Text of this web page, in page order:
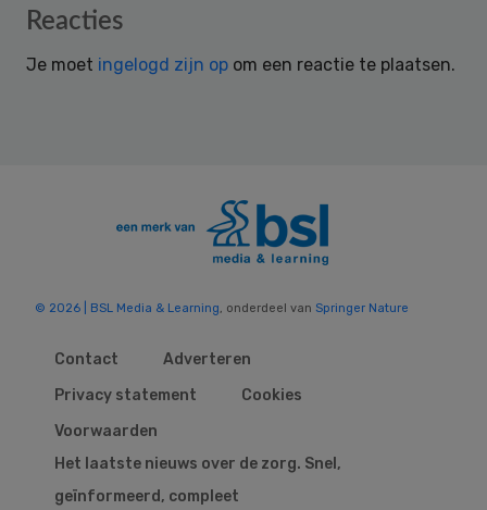
Reader
Reacties
Je moet ingelogd zijn op om een reactie te plaatsen.
© 2026 | BSL Media & Learning, onderdeel van Springer Nature
Contact
Adverteren
Privacy statement
Cookies
Voorwaarden
Het laatste nieuws over de zorg. Snel,
geïnformeerd, compleet